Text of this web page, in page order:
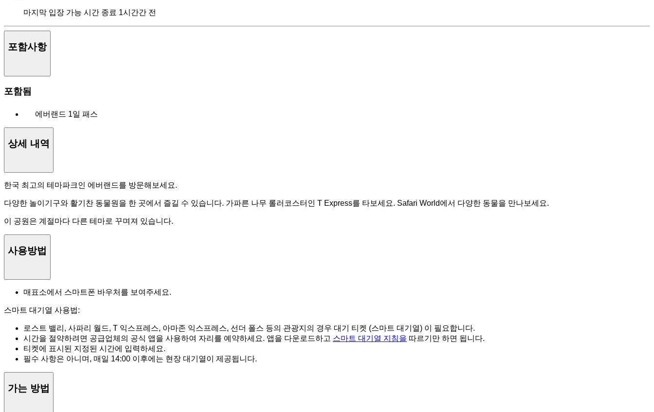
마지막 입장 가능 시간 종료 1시간간 전
포함사항
포함됨
에버랜드 1일 패스
상세 내역
한국 최고의 테마파크인 에버랜드를 방문해보세요.
다양한 놀이기구와 활기찬 동물원을 한 곳에서 즐길 수 있습니다. 가파른 나무 롤러코스터인 T Express를 타보세요. Safari World에서 다양한 동물을 만나보세요.
이 공원은 계절마다 다른 테마로 꾸며져 있습니다.
사용방법
매표소에서 스마트폰 바우처를 보여주세요.
스마트 대기열 사용법:
로스트 밸리, 사파리 월드, T 익스프레스, 아마존 익스프레스, 선더 폴스 등의 관광지의 경우 대기 티켓 (스마트 대기열) 이 필요합니다.
시간을 절약하려면 공급업체의 공식 앱을 사용하여 자리를 예약하세요. 앱을 다운로드하고 스마트 대기열 지침을 따르기만 하면 됩니다.
티켓에 표시된 지정된 시간에 입력하세요.
필수 사항은 아니며, 매일 14:00 이후에는 현장 대기열이 제공됩니다.
가는 방법